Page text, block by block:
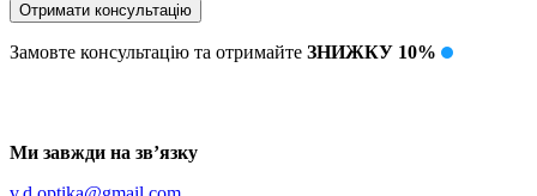
Замовте консультацію та отримайте ЗНИЖКУ 10%
Ми завжди на зв’язку